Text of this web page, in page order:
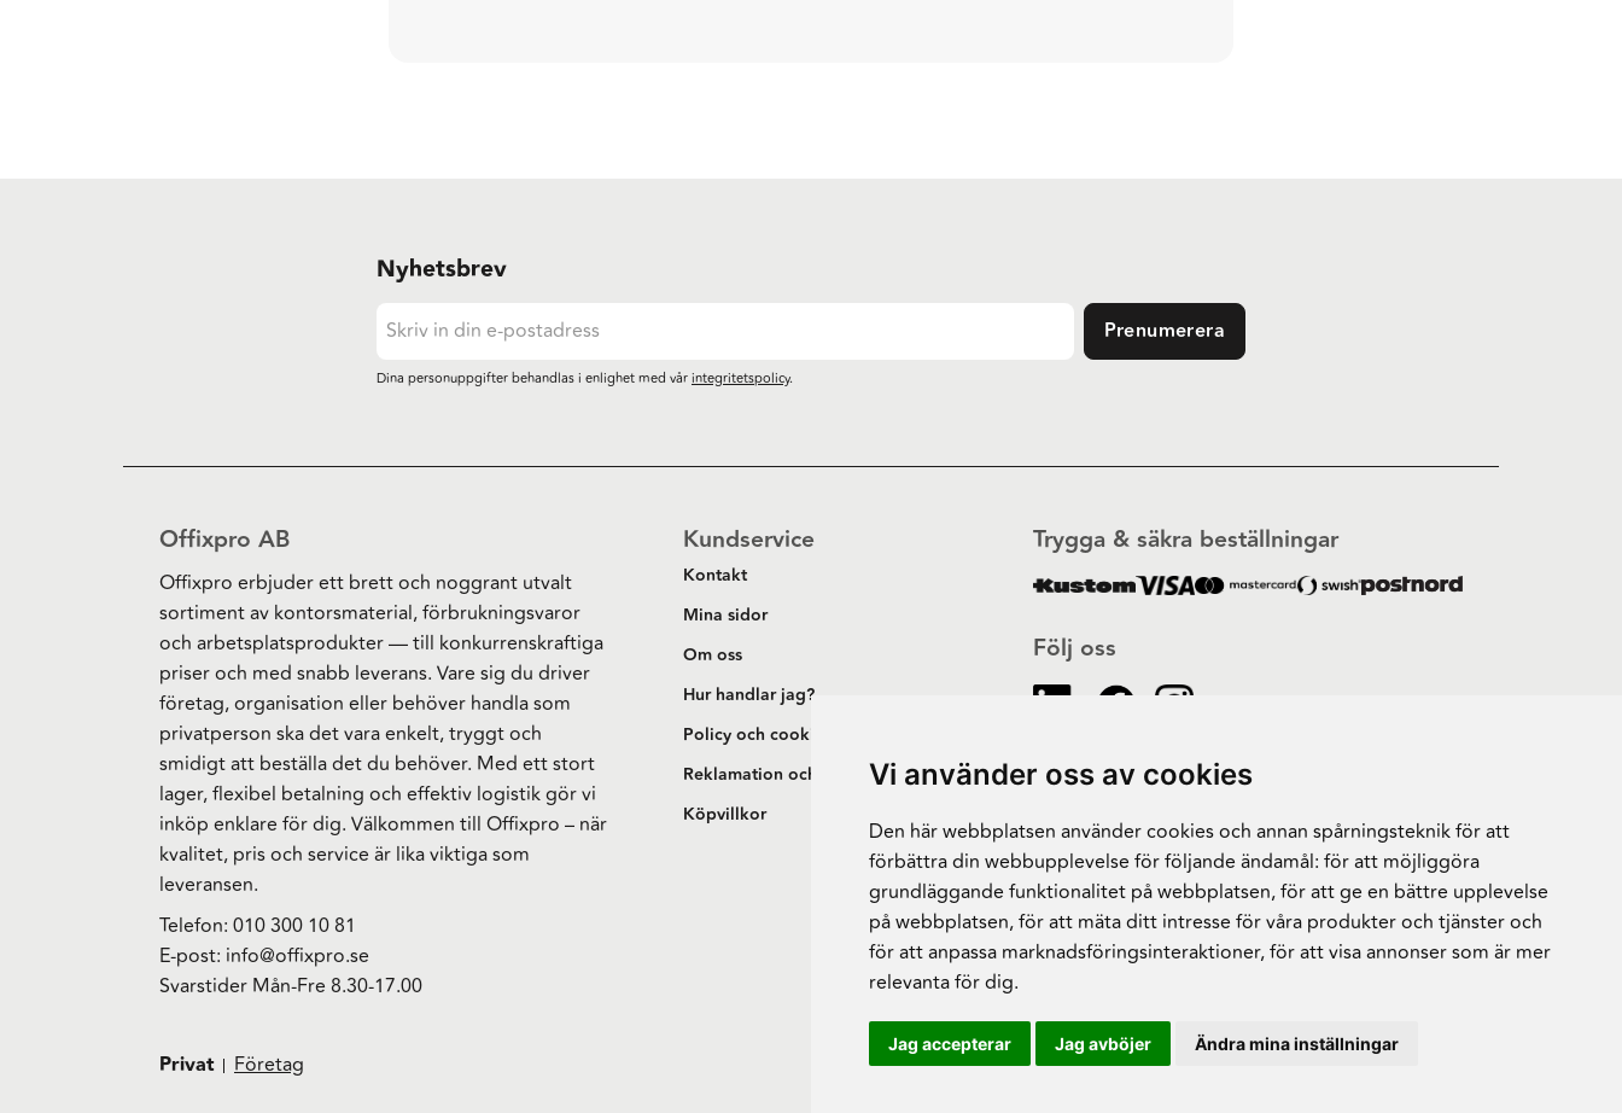
Vi använder oss av cookies
Den här webbplatsen använder cookies och annan spårningsteknik för att
förbättra din webbupplevelse för följande ändamål: för att möjliggöra
grundläggande funktionalitet på webbplatsen,för att ge en bättre upplevelse
på webbplatsen,för att mäta ditt intresse för våra produkter och tjänster och
för att anpassa marknadsföringsinteraktioner,för att visa annonser som är mer
relevanta för dig.
Jag accepterar Jag avböjer Ändra mina inställningar
Nyhetsbrev
Prenumerera
Dina personuppgifter behandlas i enlighet med vårintegritetspolicy.
Offixpro AB
Offixpro erbjuder ett brett och noggrant utvalt
sortiment av kontorsmaterial, förbrukningsvaror
och arbetsplatsprodukter — till konkurrenskraftiga
priser och med snabb leverans. Vare sig du driver
företag, organisation eller behöver handla som
privatperson ska det vara enkelt, tryggt och
smidigt att beställa det du behöver. Med ett stort
lager, flexibel betalning och effektiv logistik gör vi
inköp enklare för dig. Välkommen till Offixpro – när
kvalitet, pris och service är lika viktiga som
leveransen.
Telefon: 010 300 10 81
E-post: info@offixpro.se
Svarstider Mån-Fre 8.30-17.00
Kundservice
Kontakt
Mina sidor
Om oss
Hur handlar jag?
Policy och cookies
Reklamation och retur
Köpvillkor
Följ oss
Trygga & säkra beställningar
Privat Företag